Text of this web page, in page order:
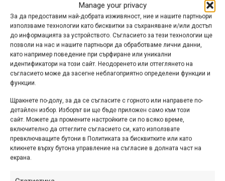
Manage your privacy
За да предоставим най-добрата изживяност, ние и нашите партньори
използваме технологии като бисквитки за съхраняване и/или достъп
до информацията за устройството. Съгласието за тези технологии ще
позволи на нас и нашите партньори да обработваме лични данни,
като например поведение при сърфиране или уникални
идентификатори на този сайт. Неодоренето или оттеглянето на
съгласието може да засегне неблагоприятно определени функции и
функции.
Щракнете по-долу, за да се съгласите с горното или направете по-
детайлен избор. Изборът ви ще бъде приложен само към този
сайт. Можете да промените настройките си по всяко време,
включително да оттеглите съгласието си, като използвате
превключващите бутони в Политиката за бисквитките или като
кликнете върху бутона управление на съгласие в долната част на
екрана.
Тази GPS следа бе записана по
време на едно чудесно каране из
две от слабо посещаваните и почти
непознати погранични планини –
Влахина и Малешевска. Описание на
нашите премеждия по...
Кремиковци – Сеславци
май 25, 2010 at 14:35. 960